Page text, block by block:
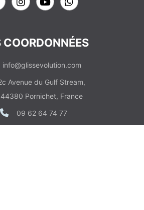
COORDONNÉES
info@glissevolution.com
Avenue du Gulf Stream,
44380 Pornichet, France
09 62 64 74 77